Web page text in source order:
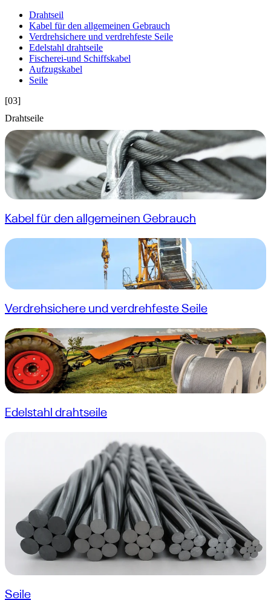
Drahtseil
Kabel für den allgemeinen Gebrauch
Verdrehsichere und verdrehfeste Seile
Edelstahl drahtseile
Fischerei-und Schiffskabel
Aufzugskabel
Seile
[03]
Drahtseile
Kabel für den allgemeinen Gebrauch
Verdrehsichere und verdrehfeste Seile
Edelstahl drahtseile
Seile